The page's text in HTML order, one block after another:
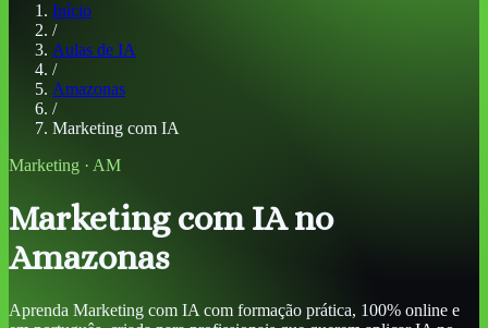
Início
/
Aulas de IA
/
Amazonas
/
Marketing com IA
Marketing · AM
Marketing com IA no
Amazonas
Aprenda Marketing com IA com formação prática, 100% online e